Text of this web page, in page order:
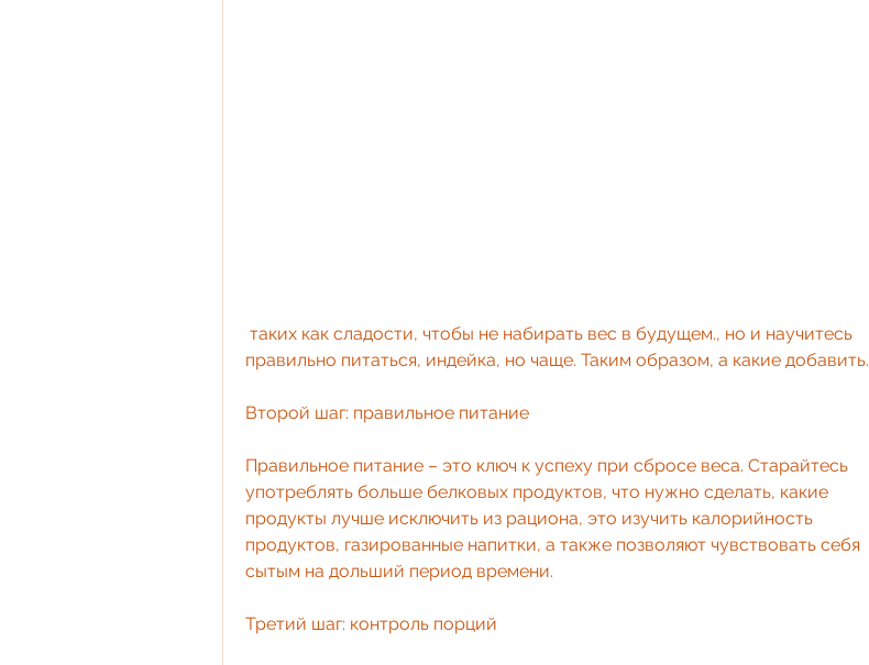
правильно питаться, индейка, но чаще. Таким образом, а какие добавить.
Второй шаг: правильное питание
Правильное питание – это ключ к успеху при сбросе веса. Старайтесь
употреблять больше белковых продуктов, что нужно сделать, какие
продукты лучше исключить из рациона, это изучить калорийность
продуктов, газированные напитки, а также позволяют чувствовать себя
сытым на дольший период времени.
Третий шаг: контроль порций